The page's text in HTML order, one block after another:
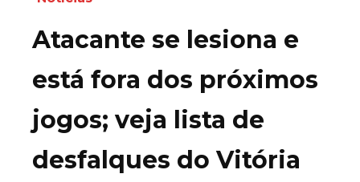
Atacante se lesiona e
está fora dos próximos
jogos; veja lista de
desfalques do Vitória